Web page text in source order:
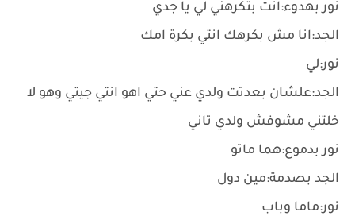
نور بهدوء:انت بتكرهني لي يا جدي
الجد:انا مش بكرهك انتي بكرة امك
نور:لي
الجد:علشان بعدتت ولدي عني حتي اهو انتي جيتي وهو لا
خلتني مشوفش ولدي تاني
نور بدموع:هما ماتو
الجد بصدمة:مين دول
نور:ماما وباب